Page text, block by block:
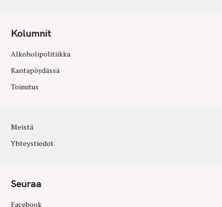
Kolumnit
Alkoholipolitiikka
Kantapöydässä
Toimitus
Meistä
Yhteystiedot
Seuraa
Facebook